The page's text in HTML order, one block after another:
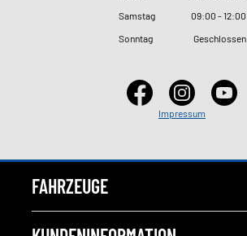
Samstag
09:00 - 12:00
Sonntag
Geschlossen
Impressum
FAHRZEUGE